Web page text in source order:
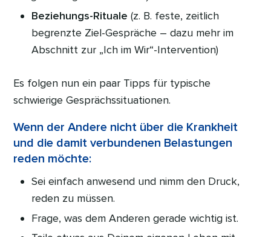
Beziehungs-Rituale (z. B. feste, zeitlich
begrenzte Ziel-Gespräche – dazu mehr im
Abschnitt zur „Ich im Wir“-Intervention)
Es folgen nun ein paar Tipps für typische
schwierige Gesprächssituationen.
Wenn der Andere nicht über die Krankheit
und die damit verbundenen Belastungen
reden möchte:
Sei einfach anwesend und nimm den Druck,
reden zu müssen.
Frage, was dem Anderen gerade wichtig ist.